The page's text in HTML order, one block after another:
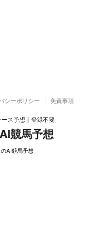
シーポリシー 免責事項
ス予想｜登録不要
競馬予想
AI競馬予想